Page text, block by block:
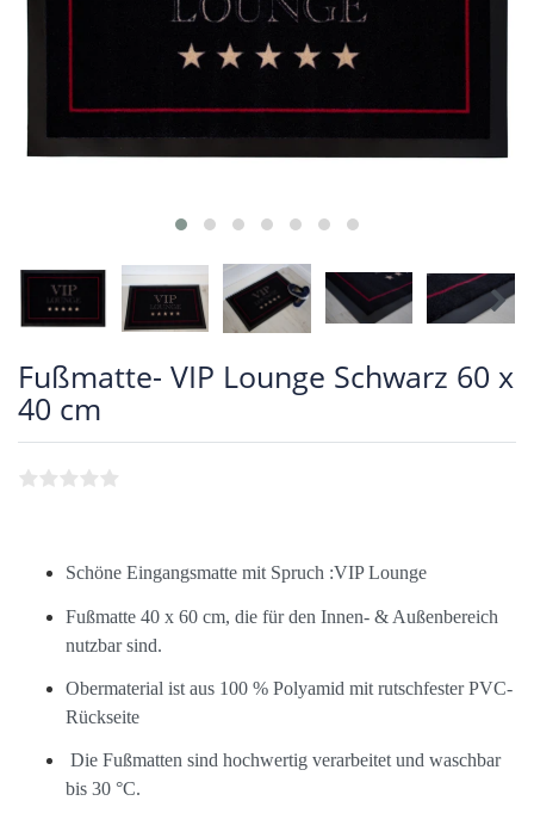
Fußmatte- VIP Lounge Schwarz 60 x
40 cm
Schöne Eingangsmatte mit Spruch :VIP Lounge
Fußmatte 40 x 60 cm, die für den Innen- & Außenbereich
nutzbar sind.
Obermaterial ist aus 100 % Polyamid mit rutschfester PVC-
Rückseite
Die Fußmatten sind hochwertig verarbeitet und waschbar
bis 30 °C.